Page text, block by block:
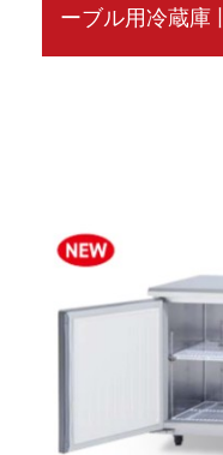
ーブル用冷蔵庫